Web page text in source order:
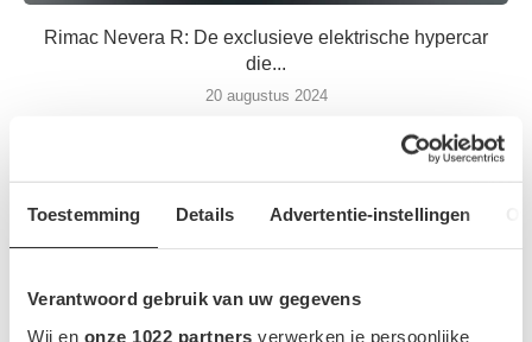
Toestemming Details Advertentie-instellingen
Verantwoord gebruik van uw gegevens
Wij en onze 1022 partners verwerken je persoonlijke
Rimac Nevera R: De exclusieve elektrische hypercar
die...
20 augustus 2024
MEEST GELEZEN NIEUWS